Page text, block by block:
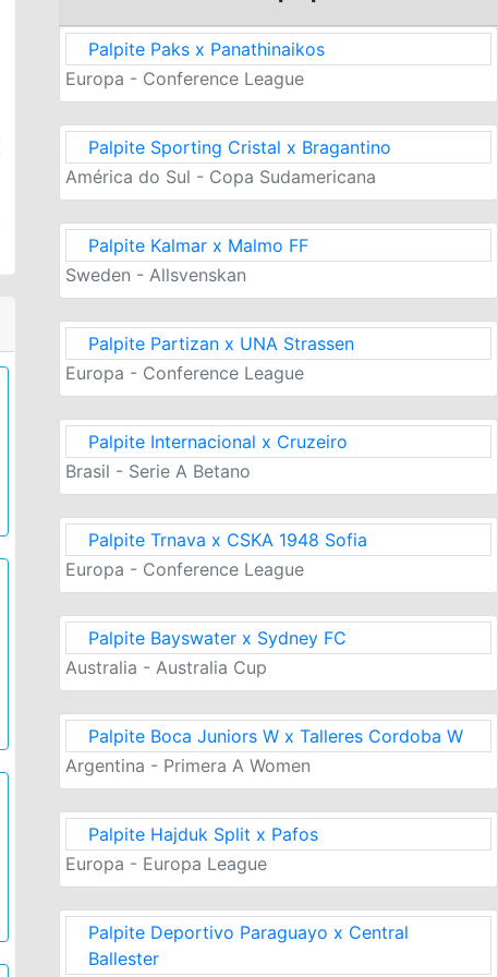
Palpite Paks x Panathinaikos
Europa - Conference League
Palpite Sporting Cristal x Bragantino
América do Sul - Copa Sudamericana
Palpite Kalmar x Malmo FF
Sweden - Allsvenskan
Palpite Partizan x UNA Strassen
Europa - Conference League
Palpite Internacional x Cruzeiro
Brasil - Serie A Betano
Palpite Trnava x CSKA 1948 Sofia
Europa - Conference League
Palpite Bayswater x Sydney FC
Australia - Australia Cup
Palpite Boca Juniors W x Talleres Cordoba W
Argentina - Primera A Women
Palpite Hajduk Split x Pafos
Europa - Europa League
Palpite Deportivo Paraguayo x Central
Ballester